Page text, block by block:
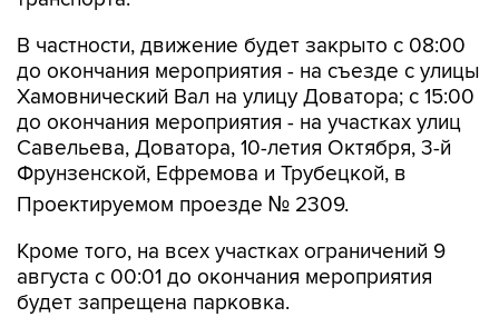
В частности, движение будет закрыто с 08:00
до окончания мероприятия - на съезде с улицы
Хамовнический Вал на улицу Доватора; с 15:00
до окончания мероприятия - на участках улиц
Савельева, Доватора, 10-летия Октября, 3-й
Фрунзенской, Ефремова и Трубецкой, в
Проектируемом проезде № 2309.
Кроме того, на всех участках ограничений 9
августа с 00:01 до окончания мероприятия
будет запрещена парковка.